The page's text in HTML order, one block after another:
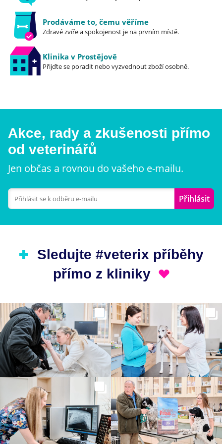
Krmiva Hill's jsou k dostání jako granule, konzervy
a kapsičky, aby vyhovovala specifickým potřebám
vaší kočky. Můžete si vybrat z mnoha lahodných
příchutí, které si vaše kočka zamiluje.
Doporučeno pro:
Pro dospělé kočky, dospělé kočky 7+, kočky obézní
nebo se sklony k obezitě.
Prodáváme to, čemu věříme
Zdravé zvíře a spokojenost je na prvním místě.
Klinika v Prostějově
Přijďte se poradit nebo vyzvednout zboží osobně.
Akce, rady a zkušenosti přímo
od veterinářů
Jen občas a rovnou do vašeho e-mailu.
Přihlásit
Sledujte #veterix příběhy
přímo z kliniky